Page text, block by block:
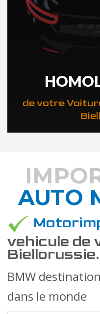
de votre
AUTO
vehicule de
Biellorussie.
BMW
dans le monde